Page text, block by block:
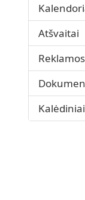
Atšvaitai